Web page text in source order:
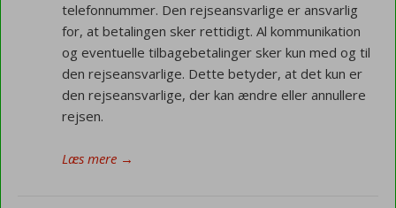
telefonnummer. Den rejseansvarlige er ansvarlig
for, at betalingen sker rettidigt. Al kommunikation
og eventuelle tilbagebetalinger sker kun med og til
den rejseansvarlige. Dette betyder, at det kun er
den rejseansvarlige, der kan ændre eller annullere
rejsen.
Læs mere →